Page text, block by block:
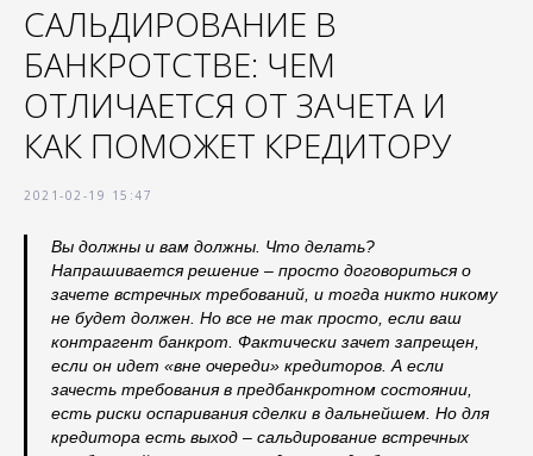
САЛЬДИРОВАНИЕ В
БАНКРОТСТВЕ: ЧЕМ
ОТЛИЧАЕТСЯ ОТ ЗАЧЕТА И
КАК ПОМОЖЕТ КРЕДИТОРУ
2021-02-19 15:47
Вы должны и вам должны. Что делать?
Напрашивается решение – просто договориться о
зачете встречных требований, и тогда никто никому
не будет должен. Но все не так просто, если ваш
контрагент банкрот. Фактически зачет запрещен,
если он идет «вне очереди» кредиторов. А если
зачесть требования в предбанкротном состоянии,
есть риски оспаривания сделки в дальнейшем. Но для
кредитора есть выход – сальдирование встречных